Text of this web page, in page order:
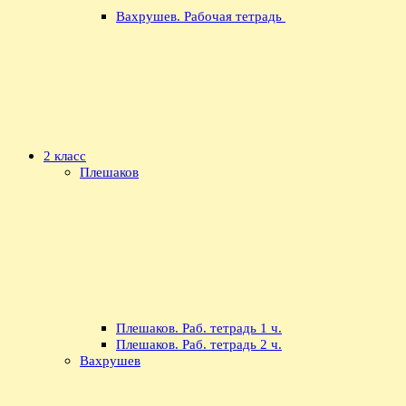
Вахрушев. Рабочая тетрадь
2 класс
Плешаков
Плешаков. Раб. тетрадь 1 ч.
Плешаков. Раб. тетрадь 2 ч.
Вахрушев